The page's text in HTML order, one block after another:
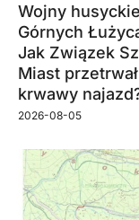
Wojny
Górnych
Jak Związek
Miast przetrwał
krwawy
2026-08-05